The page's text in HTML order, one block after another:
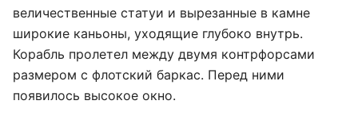
величественные статуи и вырезанные в камне
широкие каньоны, уходящие глубоко внутрь.
Корабль пролетел между двумя контрфорсами
размером с флотский баркас. Перед ними
появилось высокое окно.